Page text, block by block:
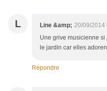
L Line &amp; 20/09/2014
Une grive musicienne
le jardin car elles
Répondre